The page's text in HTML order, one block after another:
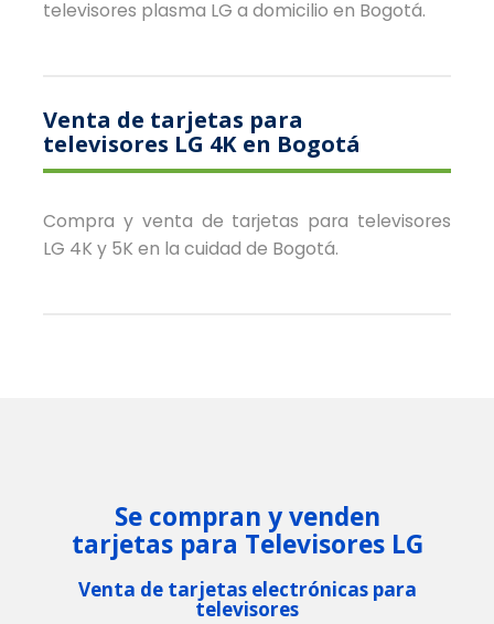
televisores plasma LG a domicilio en Bogotá.
Venta de tarjetas para
televisores LG 4K en Bogotá
Compra y venta de tarjetas para televisores
LG 4K y 5K en la cuidad de Bogotá.
Se compran y venden
tarjetas para Televisores LG
Venta de tarjetas electrónicas para
televisores